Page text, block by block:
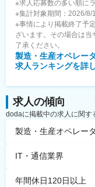
※求人応募数の多い順に
※集計対象期間：2026/8/
※事情により掲載終了予
ざいます。その場合は
了承ください。
製造・生産オペレー
求人ランキングを詳
求人の傾向
dodaに掲載中の求人に関す
製造・生産オペレー
IT・通信業界
年間休日120日以上